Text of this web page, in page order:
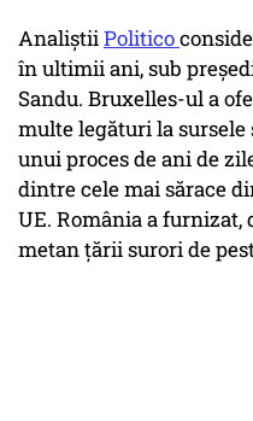
AnaliștiiPolitico
în ultimii ani, sub
Sandu. Bruxelles-ul a
multe legături la sursele
unui proces de ani de
dintre cele mai sărace
UE. România a furnizat,
metan țării surori de